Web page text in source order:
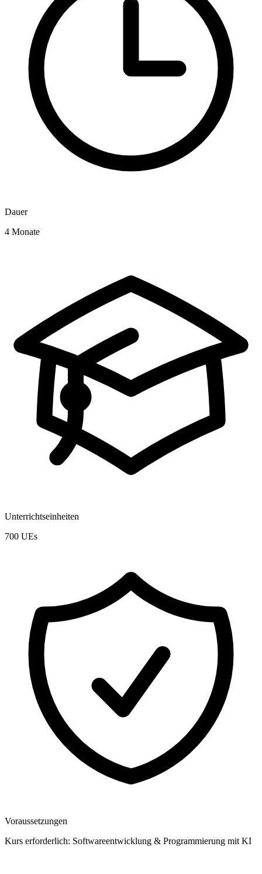
Dauer
4 Monate
Unterrichtseinheiten
700 UEs
Voraussetzungen
Kurs erforderlich: Softwareentwicklung & Programmierung mit KI